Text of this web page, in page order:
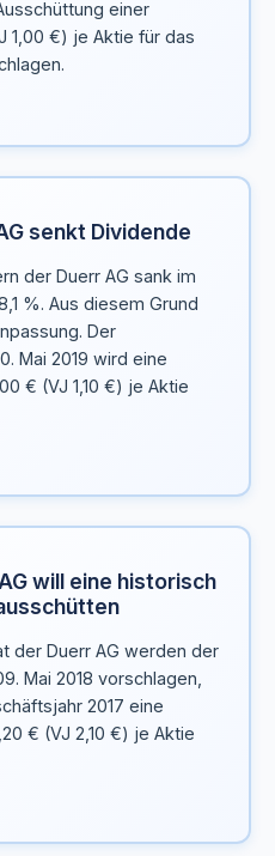
einer
1,00 €) je Aktie für das
senkt Dividende
der Duerr AG sank im
%. Aus diesem Grund
Der
Mai 2019 wird eine
€ (VJ 1,10 €) je Aktie
will eine historisch
der Duerr AG werden der
Mai 2018 vorschlagen,
2017 eine
€ (VJ 2,10 €) je Aktie